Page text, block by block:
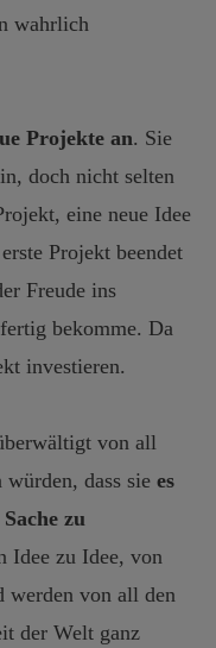
wahrlich
Projekte an. Sie
doch nicht selten
eine neue Idee
Projekt beendet
Freude ins
bekomme. Da
investieren.
von all
dass sie es
zu
Idee zu Idee, von
werden von all den
der Welt ganz